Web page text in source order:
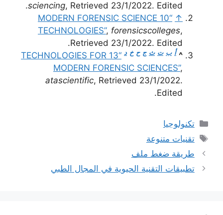
sciencing, Retrieved 23/1/2022. Edited.
↑
“10 MODERN FORENSIC SCIENCE
TECHNOLOGIES”, forensicscolleges,
Retrieved 23/1/2022. Edited.
^ أ ب ت ث ج ح خ د
“13 TECHNOLOGIES FOR
MODERN FORENSIC SCIENCES”,
atascientific, Retrieved 23/1/2022.
Edited.
التصنيفات
تكنولوجيا
الوسوم
تقنيات متنوعة
طريقة ضغط ملف
تطبيقات التقنية الحيوية في المجال الطبي